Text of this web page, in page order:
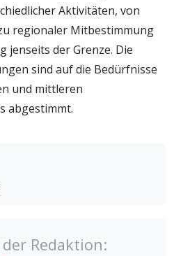
Aktivitäten, von
regionaler Mitbestimmung
jenseits der Grenze. Die
sind auf die Bedürfnisse
und mittleren
abgestimmt.
Redaktion: